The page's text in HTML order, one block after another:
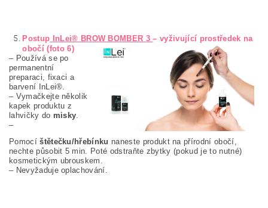
Postup InLei® BROW BOMBER 3– vyživující prostředek na
obočí (foto 6)
– Používá se po
permanentní
preparaci, fixaci a
barvení InLei®.
– Vymačkejte několik
kapek produktu z
lahvičky do misky.
–
Pomocíštětečku/hřebínku naneste produkt na přírodní obočí,
nechte působit 5 min. Poté odstraňte zbytky (pokud je to nutné)
kosmetickým ubrouskem.
– Nevyžaduje oplachování.